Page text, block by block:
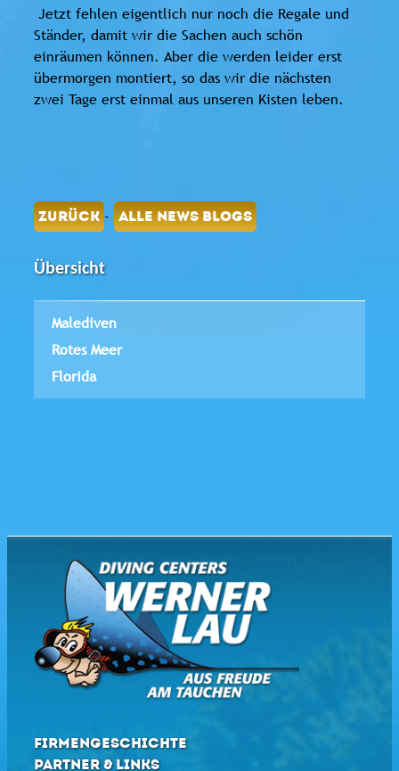
Jetzt fehlen eigentlich nur noch die Regale und
Ständer, damit wir die Sachen auch schön
einräumen können. Aber die werden leider erst
übermorgen montiert, so das wir die nächsten
zwei Tage erst einmal aus unseren Kisten leben.
ZURÜCK - ALLE NEWS BLOGS
Übersicht
Malediven
Rotes Meer
Florida
FIRMENGESCHICHTE
PARTNER & LINKS